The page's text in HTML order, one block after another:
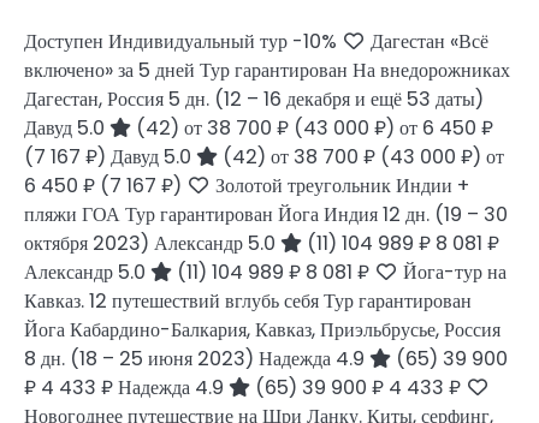
Доступен Индивидуальный тур -10%
Дагестан «Всё
включено» за 5 дней Тур гарантирован На внедорожниках
Дагестан, Россия 5 дн. (12 – 16 декабря и ещё 53 даты)
Давуд 5.0
(42) от 38 700 ₽ (43 000 ₽) от 6 450 ₽
(7 167 ₽) Давуд 5.0 (42) от 38 700 ₽ (43 000 ₽) от
6 450 ₽ (7 167 ₽)
Золотой треугольник Индии +
пляжи ГОА Тур гарантирован Йога Индия12 дн. (19 – 30
октября 2023) Александр 5.0 (11) 104 989 ₽ 8 081 ₽
Александр 5.0
(11) 104 989 ₽ 8 081 ₽
Йога-тур на
Кавказ. 12 путешествий вглубь себя Тур гарантирован
Йога Кабардино-Балкария, Кавказ, Приэльбрусье, Россия
8 дн. (18 – 25 июня 2023) Надежда 4.9 (65) 39 900
₽ 4 433 ₽Надежда 4.9 (65) 39 900 ₽ 4 433 ₽
Новогоднее путешествие на Шри Ланку. Киты, серфинг,